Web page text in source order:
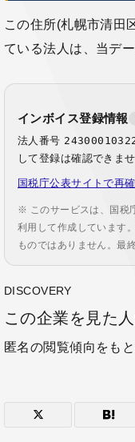
この住所(札幌市清田
ている法人は、当デ
インボイス登録情報
法人番号
して登録は確認できませ
国税庁公表サイトで再
※ このサービスは、国税
利用して作成しています
ものではありません。最
DISCOVERY
この企業を見た
匿名の閲覧傾向をも